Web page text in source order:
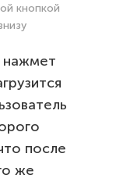
кнопкой
нажмет
после
же